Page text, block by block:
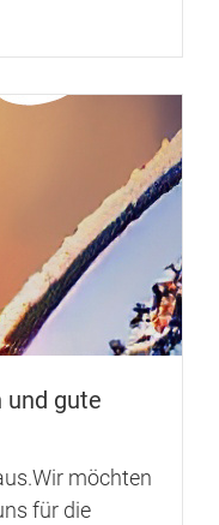
und gute
möchten
für die